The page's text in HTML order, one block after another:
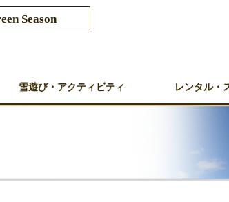
Season
雪遊び・アクティビティ レンタル・